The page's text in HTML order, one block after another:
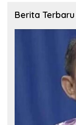
Berita Terbaru